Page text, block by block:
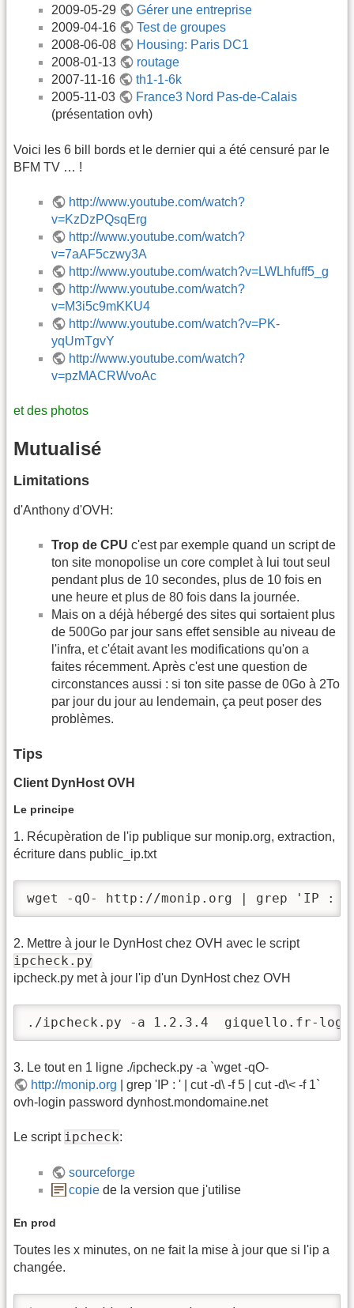
2009-05-29
Gérer une entreprise
2009-04-16
Test de groupes
2008-06-08
Housing: Paris DC1
2008-01-13
routage
2007-11-16
th1-1-6k
2005-11-03
France3 Nord Pas-de-Calais
(présentation ovh)
Voici les 6 bill bords et le dernier qui a été censuré par le
BFM TV … !
http://www.youtube.com/watch?
v=KzDzPQsqErg
http://www.youtube.com/watch?
v=7aAF5czwy3A
http://www.youtube.com/watch?v=LWLhfuff5_g
http://www.youtube.com/watch?
v=M3i5c9mKKU4
http://www.youtube.com/watch?v=PK-
yqUmTgvY
http://www.youtube.com/watch?
v=pzMACRWvoAc
et des photos
Mutualisé
Limitations
d'Anthony d'OVH:
Trop de CPU c'est par exemple quand un script de
ton site monopolise un core complet à lui tout seul
pendant plus de 10 secondes, plus de 10 fois en
une heure et plus de 80 fois dans la journée.
Mais on a déjà hébergé des sites qui sortaient plus
de 500Go par jour sans effet sensible au niveau de
l'infra, et c'était avant les modifications qu'on a
faites récemment. Après c'est une question de
circonstances aussi : si ton site passe de 0Go à 2To
par jour du jour au lendemain, ça peut poser des
problèmes.
Tips
Client DynHost OVH
Le principe
1. Récupèration de l'ip publique sur monip.org, extraction,
écriture dans public_ip.txt
wget -qO- http://monip.org | grep
2. Mettre à jour le DynHost chez OVH avec le script
ipcheck.py
ipcheck.py met à jour l'ip d'un DynHost chez OVH
./ipcheck.py -a 1.2.3.4  giquello.fr-
3. Le tout en 1 ligne ./ipcheck.py -a `wget -qO-
http://monip.org | grep 'IP : ' | cut -d\ -f 5 | cut -d\< -f 1`
ovh-login password dynhost.mondomaine.net
Le script ipcheck:
sourceforge
copie de la version que j'utilise
En prod
Toutes les x minutes, on ne fait la mise à jour que si l'ip a
changée.